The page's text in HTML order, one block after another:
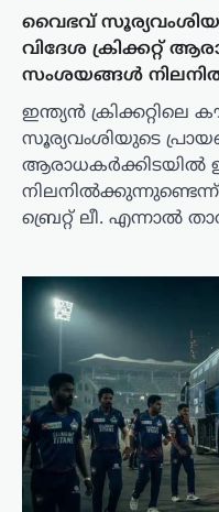
വൈഭവ്
വിദേശ ക്രിക്കറ്റ്
സംശയങ്ങൾ
ഇന്ത്യൻ
സൂര്യവംശിയുടെ
ആരാധകർക്കിടയിൽ
ബ്രെറ്റ് ലീ. എന്നാൽ